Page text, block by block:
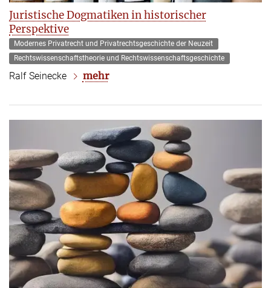
Juristische Dogmatiken in historischer
Perspektive
Modernes Privatrecht und Privatrechtsgeschichte der Neuzeit
Rechtswissenschaftstheorie und Rechtswissenschaftsgeschichte
Ralf Seinecke mehr